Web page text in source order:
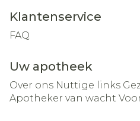
Klantenservice
FAQ
Uw apotheek
Over ons Nuttige links
Apotheker van wacht